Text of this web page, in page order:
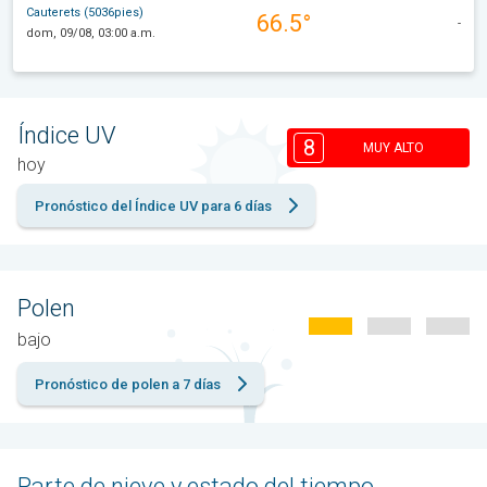
Cauterets (5036pies)
dom, 09/08, 03:00 a.m.
66.5° -
Índice UV
hoy
8 MUY ALTO
Pronóstico del Índice UV para 6 días
Polen
bajo
Pronóstico de polen a 7 días